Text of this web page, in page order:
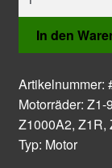
122Gl.
offen
mit
+
Clipschloß
Menge
In den
Artikelnummer:
Motorräder: Z1-
Z1000A2, Z1R,
Typ: Motor